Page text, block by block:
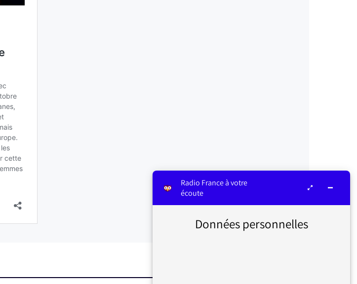
Radio France à votre
écoute
Données personnelles